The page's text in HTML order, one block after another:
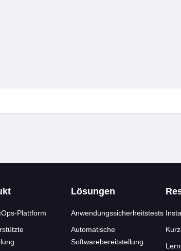
Plattform
Lösungen
Anwendungssicherheitstests
Automatische
Softwarebereitstellung